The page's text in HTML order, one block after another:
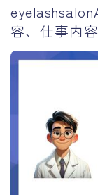
容、仕事内